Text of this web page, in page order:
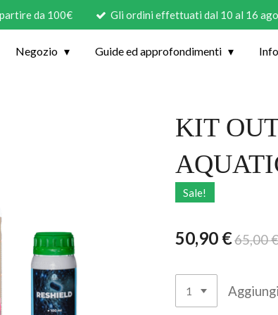
da 100€ Gli ordini effettuati dal 10 al 16
Negozio Guide ed approfondimenti
KIT
Sale!
50,90 €65,00 €